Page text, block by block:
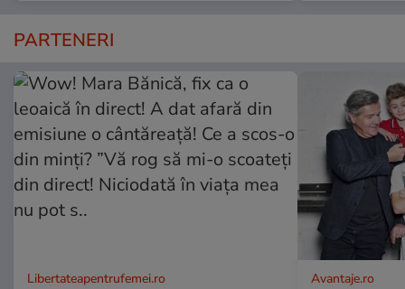
PARTENERI
Libertateapentrufemei.ro Avantaje.ro